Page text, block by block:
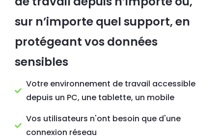
sur n’importe quel support, en
protégeant vos données
sensibles
Votre environnement de travail accessible
depuis un PC, une tablette, un mobile
Vos utilisateurs n'ont besoin que d'une
connexion réseau